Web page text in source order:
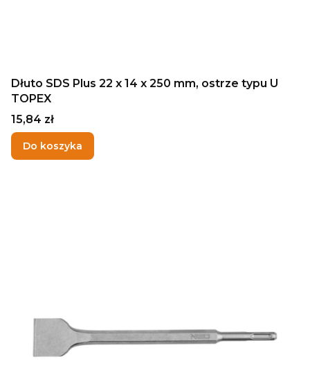
Dłuto SDS Plus 22 x 14 x 250 mm, ostrze typu U
TOPEX
Cena
15,84 zł
Do koszyka